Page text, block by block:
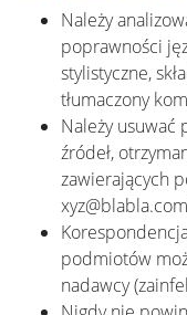
Należy
poprawności
stylistyczne,
tłumaczony
Należy usuwać
źródeł,
zawierających
podmiotów
nadawcy